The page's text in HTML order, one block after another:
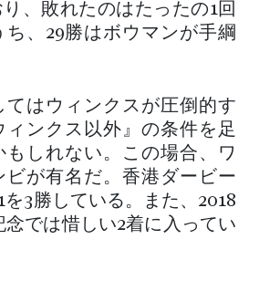
、敗れたのはたったの1回
ち、29勝はボウマンが手綱
てはウィンクスが圧倒的す
ィンクス以外』の条件を足
もしれない。この場合、ワ
ビが有名だ。香港ダービー
3勝している。また、2018
念では惜しい2着に入ってい